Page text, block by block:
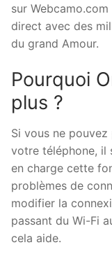
sur
direct avec des
du grand Amour.
Pourquoi
plus ?
Si vous ne
votre téléphone, il
en charge cette
problèmes de
modifier la
passant du Wi-Fi
cela aide.